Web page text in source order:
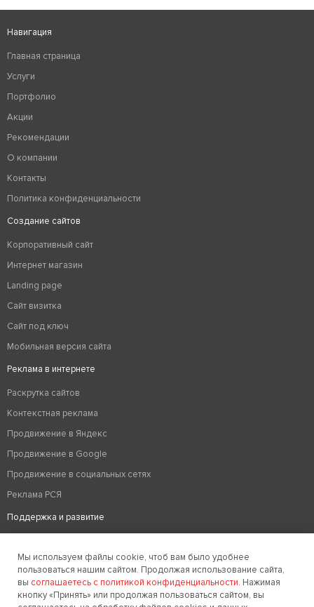
Навигация
Главная страница
Услуги
Портфолио
Акции
Рекомендации
О компании
Контакты
Политика конфиденциальности
Создание сайтов
Корпоративный сайт
Интернет магазин
Landing page
Сайт визитка
Сайт под ключ
Мобильная версия сайта
Реклама в интернете
Раскрутка сайтов
Контекстная реклама
Продвижение в Яндекс
Продвижение в Google
Продвижение в социальных сетях
Реклама РСЯ
Поддержка и развитие
Вывод из бана
Техподдержка сайтов
Редизайн сайтов
Мы используем файлы cookie, чтоб вам было удобнее
пользоваться нашим сайтом. Продолжая использование сайта,
вы соглашаетесь с политикой конфиденциальности. Нажимая
кнопку «Принять» или продолжая пользоваться сайтом, вы